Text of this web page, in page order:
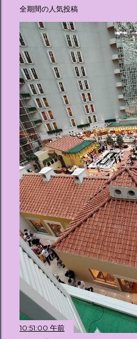
全期間の人気投稿
10:51:00 午前